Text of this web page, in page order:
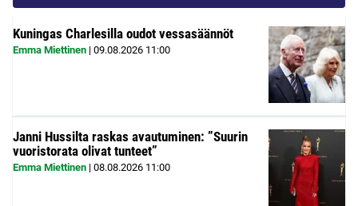
Kuningas Charlesilla oudot vessasäännöt
Emma Miettinen | 09.08.2026 11:00
Janni Hussilta raskas avautuminen: ”Suurin
vuoristorata olivat tunteet”
Emma Miettinen | 08.08.2026 11:00